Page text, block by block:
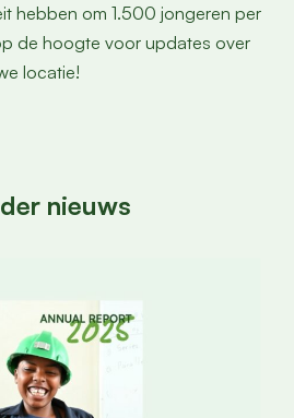
hebben om 1.500 jongeren per
de hoogte voor updates over
locatie!
nieuws